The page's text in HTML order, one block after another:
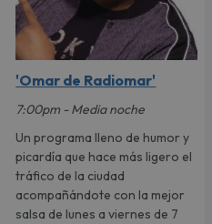
'Omar de Radiomar'
7:00pm - Media noche
Un programa lleno de humor y
picardía que hace más ligero el
tráfico de la ciudad
acompañándote con la mejor
salsa de lunes a viernes de 7